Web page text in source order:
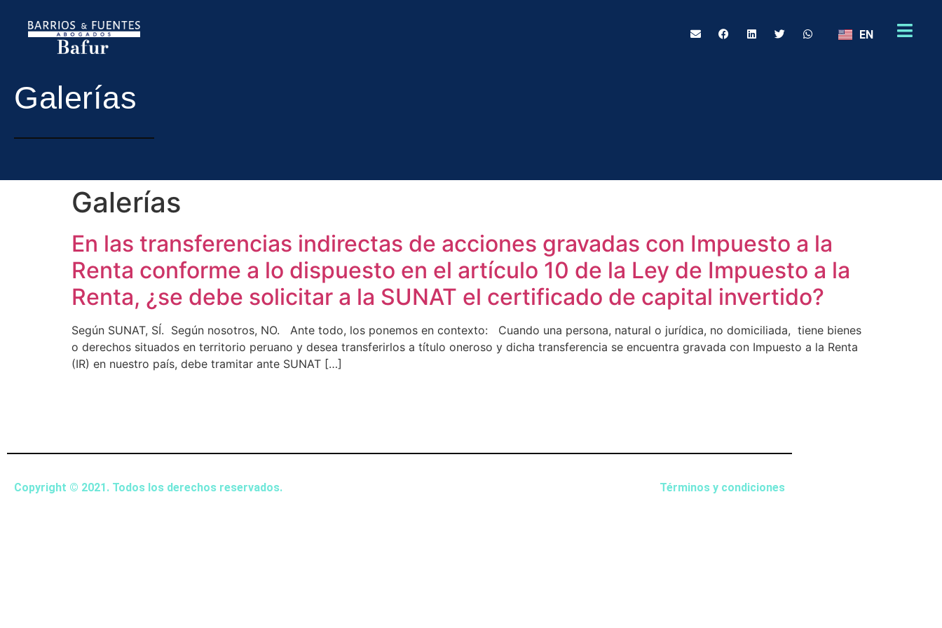
EN
Galerías
Galerías
En las transferencias indirectas de acciones gravadas con Impuesto a la
Renta conforme a lo dispuesto en el artículo 10 de la Ley de Impuesto a la
Renta, ¿se debe solicitar a la SUNAT el certificado de capital invertido?
Según SUNAT, SÍ. Según nosotros, NO. Ante todo, los ponemos en contexto: Cuando una persona, natural o jurídica, no domiciliada, tiene bienes
o derechos situados en territorio peruano y desea transferirlos a título oneroso y dicha transferencia se encuentra gravada con Impuesto a la Renta
(IR) en nuestro país, debe tramitar ante SUNAT […]
Copyright © 2021. Todos los derechos reservados. Términos y condiciones